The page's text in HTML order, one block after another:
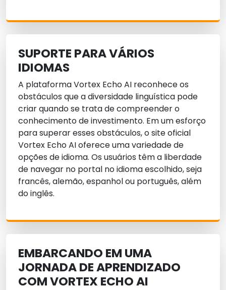
SUPORTE PARA VÁRIOS
IDIOMAS
A plataforma Vortex Echo AI reconhece os
obstáculos que a diversidade linguística pode
criar quando se trata de compreender o
conhecimento de investimento. Em um esforço
para superar esses obstáculos, o site oficial
Vortex Echo AI oferece uma variedade de
opções de idioma. Os usuários têm a liberdade
de navegar no portal no idioma escolhido, seja
francês, alemão, espanhol ou português, além
do inglês.
EMBARCANDO EM UMA
JORNADA DE APRENDIZADO
COM VORTEX ECHO AI